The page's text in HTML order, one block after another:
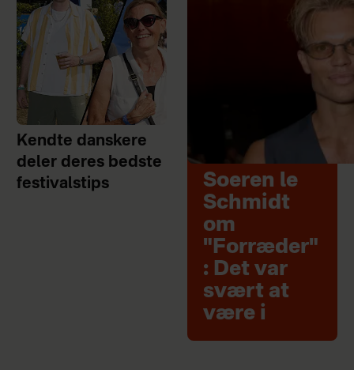
Kendte danskere
deler deres bedste
festivalstips
Soeren le
Schmidt
om
"Forræder"
: Det var
svært at
være i